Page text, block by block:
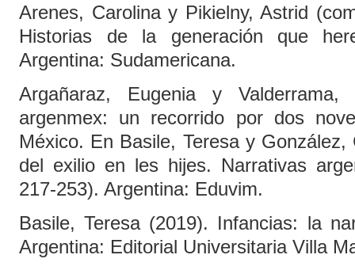
Arenes, Carolina y Pikielny, Astrid
Historias de la generación que
Argentina: Sudamericana.
Argañaraz, Eugenia y
argenmex: un recorrido por dos
México. En Basile, Teresa y
del exilio en les hijes. Narrativas
217-253). Argentina: Eduvim.
Basile, Teresa (2019). Infancias: la
Argentina: Editorial Universitaria Villa